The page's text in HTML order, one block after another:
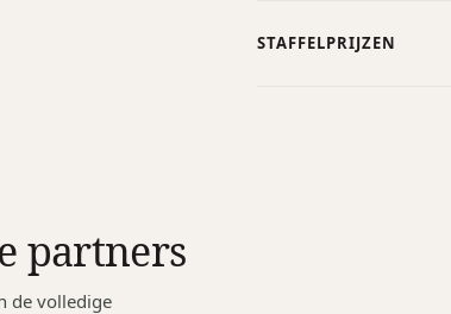
STAFFELPRIJZEN
partners
de volledige